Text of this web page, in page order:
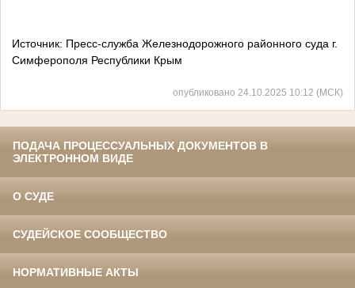
Источник: Пресс-служба Железнодорожного районного суда г.
Симферополя Республики Крым
опубликовано 24.10.2025 10:12 (МСК)
ПОДАЧА ПРОЦЕССУАЛЬНЫХ ДОКУМЕНТОВ В
ЭЛЕКТРОННОМ ВИДЕ
О СУДЕ
СУДЕЙСКОЕ СООБЩЕСТВО
НОРМАТИВНЫЕ АКТЫ